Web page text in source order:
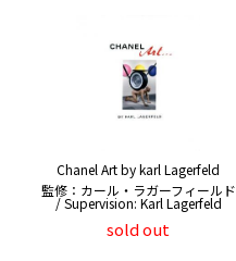
Chanel Art by karl Lagerfeld
監修：カール・ラガーフィールド
/ Supervision: Karl Lagerfeld
sold out